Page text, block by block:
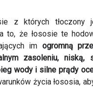
z których
to, że łososie te
im ogromną
zasoleniu, niską,
wody i silne prądy
życia łososia,